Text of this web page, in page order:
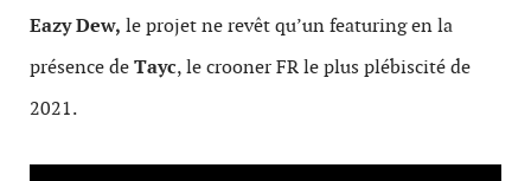
Eazy Dew, le projet ne revêt qu’un featuring en la
présence deTayc, le crooner FR le plus plébiscité de
2021.